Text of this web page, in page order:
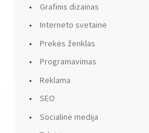
Grafinis dizainas
Interneto svetainė
Prekės ženklas
Programavimas
Reklama
SEO
Socialinė medija